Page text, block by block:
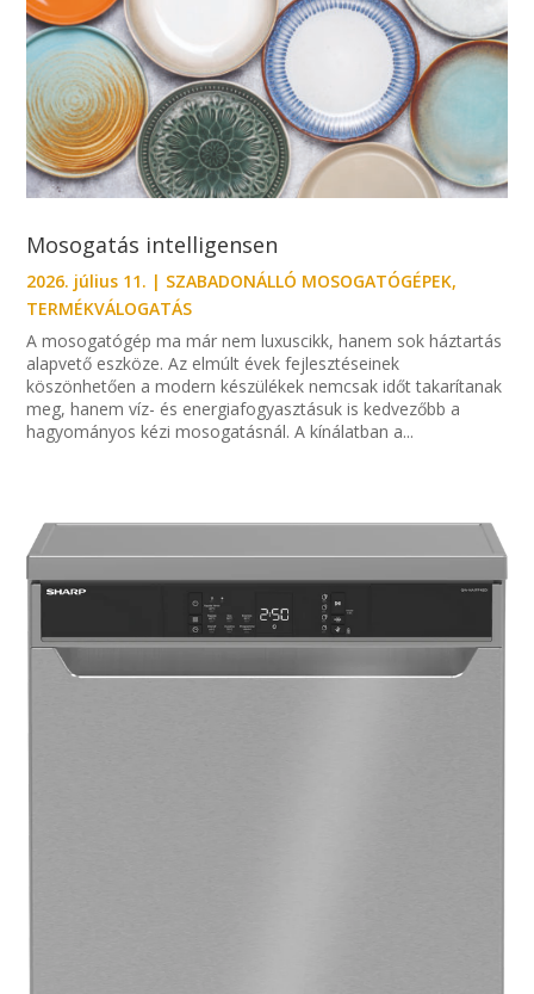
Mosogatás intelligensen
2026. július 11. | SZABADONÁLLÓ MOSOGATÓGÉPEK,
TERMÉKVÁLOGATÁS
A mosogatógép ma már nem luxuscikk, hanem sok háztartás
alapvető eszköze. Az elmúlt évek fejlesztéseinek
köszönhetően a modern készülékek nemcsak időt takarítanak
meg, hanem víz- és energiafogyasztásuk is kedvezőbb a
hagyományos kézi mosogatásnál. A kínálatban a...